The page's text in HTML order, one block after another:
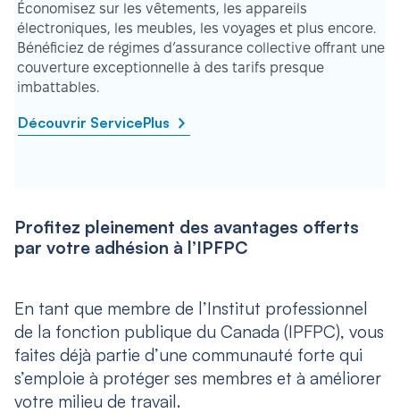
Économisez sur les vêtements, les appareils
électroniques, les meubles, les voyages et plus encore.
Bénéficiez de régimes d’assurance collective offrant une
couverture exceptionnelle à des tarifs presque
imbattables.
Découvrir ServicePlus
Profitez pleinement des avantages offerts
par votre adhésion à l’IPFPC
En tant que membre de l’Institut professionnel
de la fonction publique du Canada (IPFPC), vous
faites déjà partie d’une communauté forte qui
s’emploie à protéger ses membres et à améliorer
votre milieu de travail.